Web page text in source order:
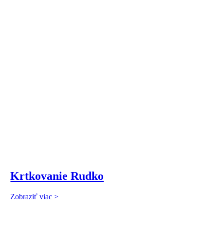
Krtkovanie Rudko
Zobraziť viac >